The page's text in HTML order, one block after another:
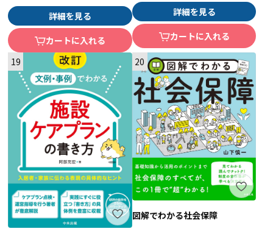
詳細を見る
カートに入れる
詳細を見る
カートに入れる
19 20
図解でわかる社会保障